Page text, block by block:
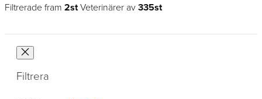
Filtrerade fram 2stVeterinärer av 335st
Filtrera